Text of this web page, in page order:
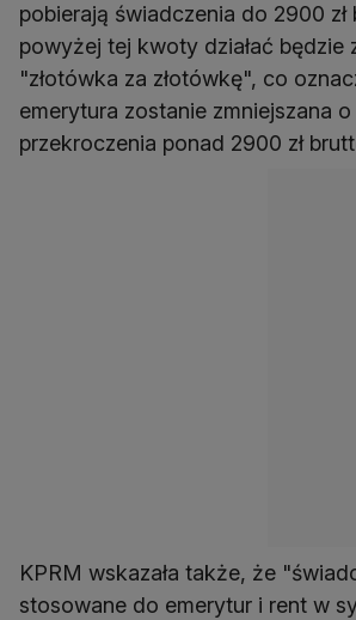
pobierają świadczenia do 2900 zł
powyżej tej kwoty działać będzie
"złotówka za złotówkę", co
emerytura zostanie zmniejszana
przekroczenia ponad 2900 zł
KPRM wskazała także, że
stosowane do emerytur i rent w